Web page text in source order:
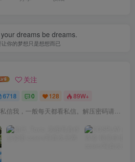
JK 学妹[215P-978.7M]
／5.49GB]
／8.71GB]
／6.64GB]
小夜 肉丝 300D 真空[76P／988MB]
小夜 真空白丝 80D 户外[102P+1V
your dreams be dreams.
让你的梦想只是想想而已
关注
6718 0 128 89W+
有问题请私信我，一般每天都看私信。解压密码请一律以下载按钮旁边的为准！